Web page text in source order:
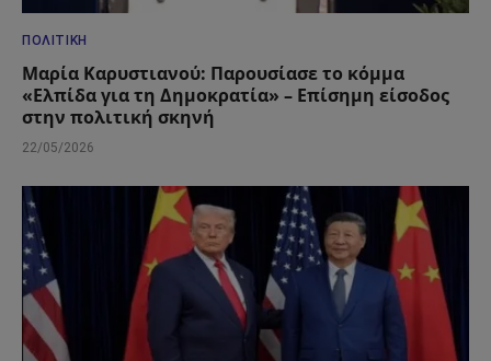
ΠΟΛΙΤΙΚΉ
Μαρία Καρυστιανού: Παρουσίασε το κόμμα
«Ελπίδα για τη Δημοκρατία» – Επίσημη είσοδος
στην πολιτική σκηνή
22/05/2026